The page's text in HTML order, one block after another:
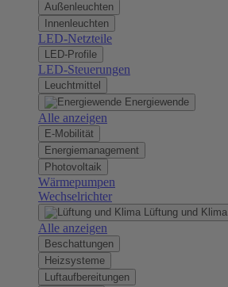
Außenleuchten
Innenleuchten
LED-Netzteile
LED-Profile
LED-Steuerungen
Leuchtmittel
Energiewende
Alle anzeigen
E-Mobilität
Energiemanagement
Photovoltaik
Wärmepumpen
Wechselrichter
Lüftung und Klima
Alle anzeigen
Beschattungen
Heizsysteme
Luftaufbereitungen